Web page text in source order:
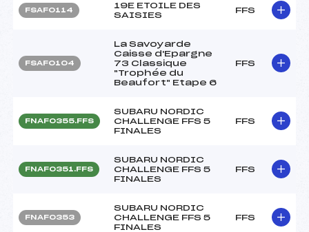
FSAF0114
19E ETOILE DES
SAISIES
FFS
FSAF0104
La Savoyarde
Caisse d'Epargne
73 Classique
"Trophée du
Beaufort" Etape 6
FFS
FNAF0355.FFS
SUBARU NORDIC
CHALLENGE FFS 5
FINALES
FFS
FNAF0351.FFS
SUBARU NORDIC
CHALLENGE FFS 5
FINALES
FFS
FNAF0353
SUBARU NORDIC
CHALLENGE FFS 5
FINALES
FFS